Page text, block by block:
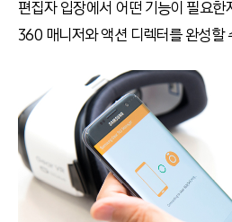
편집자 입장에서 어떤 기능이 필요
360 매니저와 액션 디렉터를 완성할